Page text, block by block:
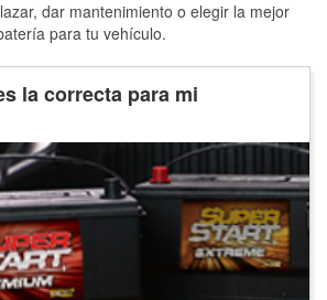
dar mantenimiento o elegir la mejor
para tu vehículo.
la correcta para mi